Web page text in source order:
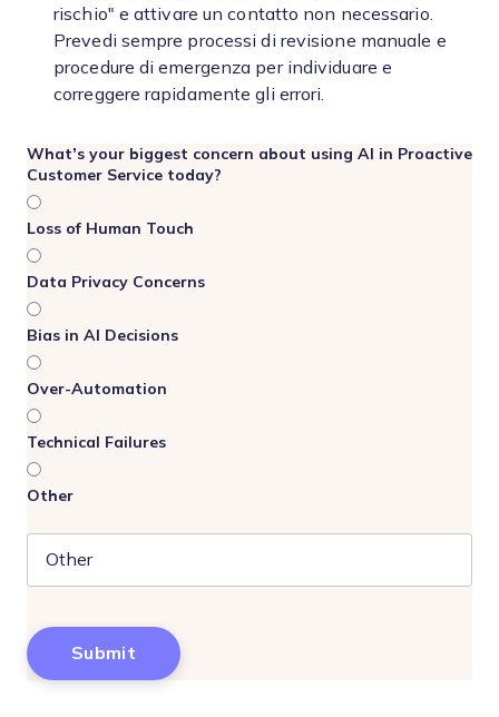
rischio" e attivare un contatto non necessario.
Prevedi sempre processi di revisione manuale e
procedure di emergenza per individuare e
correggere rapidamente gli errori.
What’s your biggest concern about using AI in Proactive
Customer Service today?
Loss of Human Touch
Data Privacy Concerns
Bias in AI Decisions
Over-Automation
Technical Failures
Other